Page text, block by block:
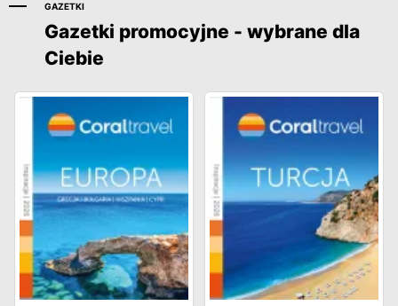
GAZETKI
Gazetki promocyjne - wybrane dla
Ciebie